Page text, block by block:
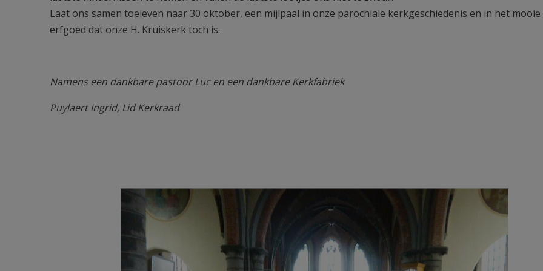
Laat ons samen toeleven naar 30 oktober, een mijlpaal in onze parochiale kerkgeschiedenis en in het
erfgoed dat onze H. Kruiskerk toch is.
Namens een dankbare pastoor Luc en een dankbare Kerkfabriek
Puylaert Ingrid, Lid Kerkraad